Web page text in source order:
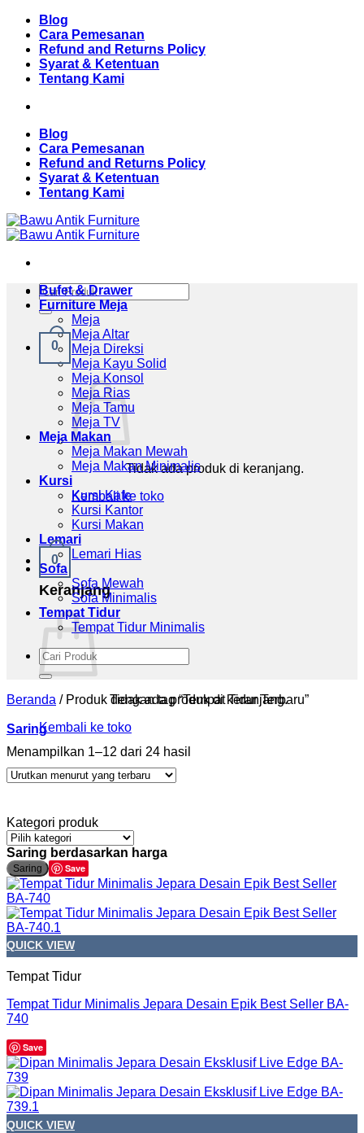
Skip
content
Blog
Cara Pemesanan
Refund and Returns Policy
Syarat & Ketentuan
Tentang Kami
Blog
Cara Pemesanan
Refund and Returns Policy
Syarat & Ketentuan
Tentang Kami
Pencarian
untuk:
0
Tidak ada produk di keranjang.
Kembali ke toko
0
Keranjang
Tidak ada produk di keranjang.
Kembali ke toko
Bufet & Drawer
Furniture Meja
Meja
Meja Altar
Meja Direksi
Meja Kayu Solid
Meja Konsol
Meja Rias
Meja Tamu
Meja TV
Meja Makan
Meja Makan Mewah
Meja Makan Minimalis
Kursi
Kursi Kafe
Kursi Kantor
Kursi Makan
Lemari
Lemari Hias
Sofa
Sofa Mewah
Sofa Minimalis
Tempat Tidur
Tempat Tidur Minimalis
Pencarian
untuk:
Beranda /Produk dengan tag “Tempat Tidur Terbaru”
Saring
Menampilkan 1–12 dari 24 hasil
Kategori produk
Saring berdasarkan harga
Saring Save
QUICK VIEW
Tempat Tidur
Tempat Tidur Minimalis Jepara Desain Epik Best Seller BA-
740
Save
QUICK VIEW